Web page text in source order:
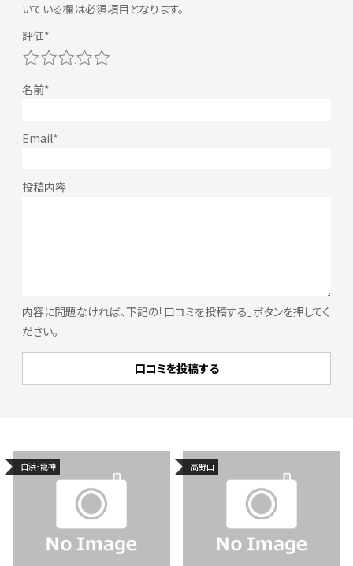
いている欄は必須項目となります。
内容に問題なければ、下記の「口コミを投稿する」ボタンを押してく
ださい。
5
4
3
2
白浜・龍神 高野山